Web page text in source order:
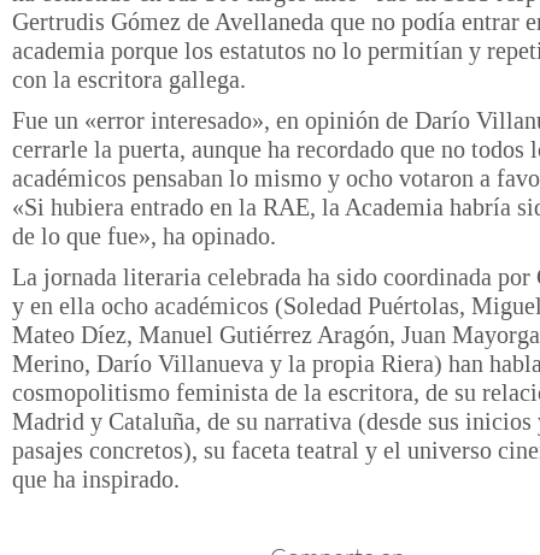
Gertrudis Gómez de Avellaneda que no podía entrar
academia porque los estatutos no lo permitían y
con la escritora gallega.
Fue un «error interesado», en opinión de Darío
cerrarle la puerta, aunque ha recordado que no todos
académicos pensaban lo mismo y ocho votaron a
«Si hubiera entrado en la RAE, la Academia habría
de lo que fue», ha opinado.
La jornada literaria celebrada ha sido coordinada por
y en ella ocho académicos (Soledad Puértolas,
Mateo Díez, Manuel Gutiérrez Aragón, Juan
Merino, Darío Villanueva y la propia Riera) han
cosmopolitismo feminista de la escritora, de su
Madrid y Cataluña, de su narrativa (desde sus inicios
pasajes concretos), su faceta teatral y el universo
que ha inspirado.